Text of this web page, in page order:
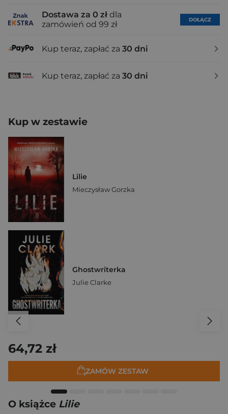
Dostawa za 0 zł dla
zamówień od 99 zł
DOŁĄCZ
Kup teraz, zapłać za 30 dni
Kup teraz, zapłać za 30 dni
Kup w zestawie
Lilie
Mieczysław Gorzka
Ghostwriterka
Julie Clarke
64,72 zł
ZAMÓW ZESTAW
O książce Lilie